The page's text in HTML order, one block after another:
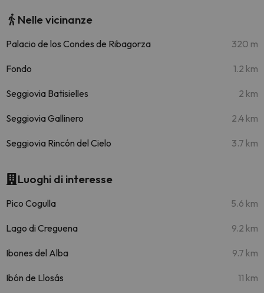
Nelle vicinanze
Palacio de los Condes de Ribagorza 320 m
Fondo 1.2 km
Seggiovia Batisielles 2 km
Seggiovia Gallinero 2.4 km
Seggiovia Rincón del Cielo 3.7 km
Luoghi di interesse
Pico Cogulla 5.6 km
Lago di Creguena 9.2 km
Ibones del Alba 9.7 km
Ibón de Llosás 11 km